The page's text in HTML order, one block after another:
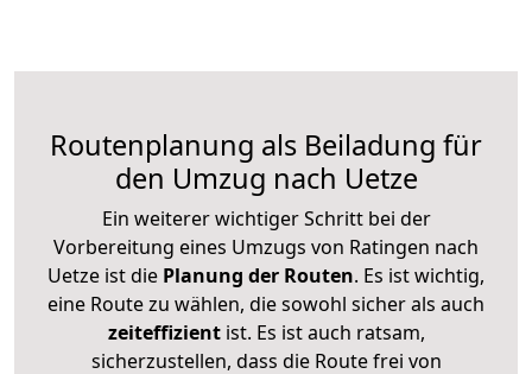
Routenplanung als Beiladung für
den Umzug nach Uetze
Ein weiterer wichtiger Schritt bei der
Vorbereitung eines Umzugs von Ratingen nach
Uetze ist die Planung der Routen. Es ist wichtig,
eine Route zu wählen, die sowohl sicher als auch
zeiteffizientist. Es ist auch ratsam,
sicherzustellen, dass die Route frei von